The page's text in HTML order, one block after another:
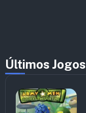
Últimos Jogos